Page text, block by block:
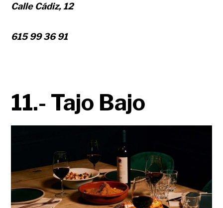
Calle Cádiz, 12
615 99 36 91
11.- Tajo Bajo